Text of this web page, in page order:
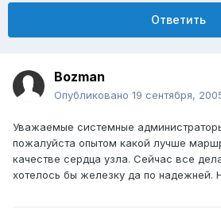
Ответить
Bozman
Опубликовано 19 сентября,
Уважаемые системные
пожалуйста опытом какой лучше
качестве сердца узла. Сейчас все
хотелось бы железку да по надежней.